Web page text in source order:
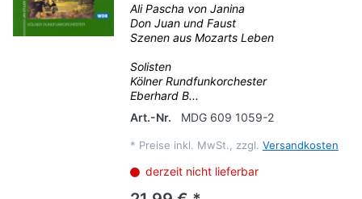
Ali Pascha von Janina
Don Juan und Faust
Szenen aus Mozarts Leben
Solisten
Kölner Rundfunkorchester
Eberhard B...
Art.-Nr.
MDG 609 1059-2
* Preise inkl. MwSt., zzgl. Versandkosten
derzeit nicht lieferbar